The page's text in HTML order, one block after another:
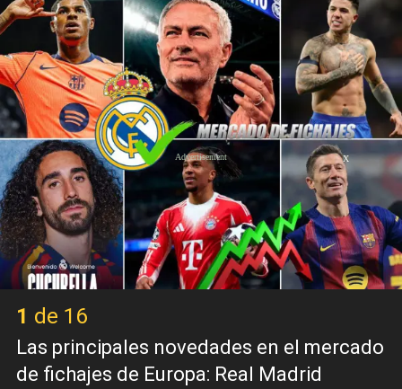
1 de 16
Las principales novedades en el mercado
de fichajes de Europa: Real Madrid
X